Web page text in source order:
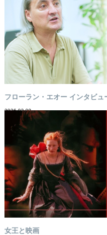
フローラン・エオー インタビュ
2026-02-09
女王と映画